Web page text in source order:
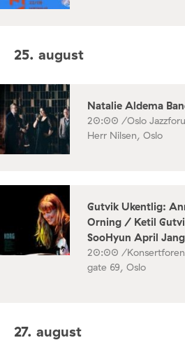
25. august
Natalie Aldema
20:00 /Oslo
Herr Nilsen, Oslo
Gutvik Ukentlig:
Orning / Ketil
SooHyun April Jang
20:00 /
gate 69, Oslo
27. august